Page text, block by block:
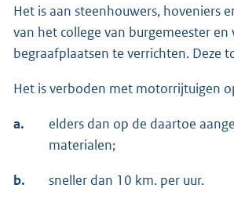
Het is aan steenhouwers, hoveniers
van het college van burgemeester
begraafplaatsen te verrichten. Deze
Het is verboden met motorrijtuigen
a.
elders dan op de daartoe
materialen;
b. sneller dan 10 km. per uur.